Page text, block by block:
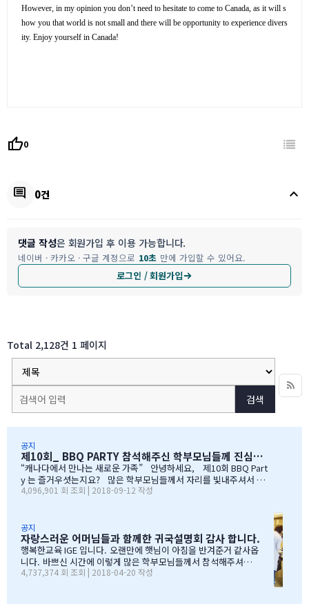
However, in my opinion you don’t need to hesitate to come to Canada, as it will s
how you that world is not small and there will be opportunity to experience divers
ity. Enjoy yourself in Canada!
thumb_up0
comment 0건 keyboard_arrow_up
댓글 작성은 회원가입 후 이용 가능합니다.
네이버 · 카카오 · 구글 계정으로 10초 만에 가입할 수 있어요.
로그인 / 회원가입
Total 2,128건 1 페이지
검색
공지
제10회_ BBQ PARTY 참석해주신 학부모님들께 진심으로 감사드립니다
“캐나다에서 만나는 새로운 가족” 안녕하세요, 제10회 BBQ Part
y 는 즐거우셧는지요? 많은 학부모님들께서 자리를 빛내주셔서 너
무 감사합니다. 오전에 비가 와서 많이 걱정을 하엿지만, 다행이도
무 감사하엿지요. (아마 작년에 참석하셧던 학부모님들은 아주 아주
잘 아셧을것입니다 ^^). 매년 여름의 BBQ 파티는 WELCOME TO C
ANADA & WELCOME TO IGE 의미를 두고 있습니다. Q & A 에서 I
GE 의 Motto 에 대해서, 언급드린봐와 같이, 행사 준비에 음식준비
그리고 상품 물건을 구입하면서, 필요하신 생필품(?)이 무엇인지? 고
4,096,901 회 조회 | 2018-09-12 작성
공지
자랑스러운 어머님들과 함께한 귀국설명회 감사 합니다.
행복한교육 IGE 입니다. 오랜만에 햇님이 아침을 반겨준거 같사옵
니다. 바쁘신 시간에 이렇게 많은 학부모님들께서 참석해주셔서
자리를 빛내주셔서 진심으로 감사 또 감사드립니다. 멀리서 남아
4,737,374 회 조회 | 2018-04-20 작성